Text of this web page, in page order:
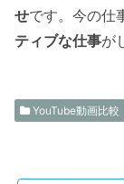
せです。今の仕
ティブな仕事が
YouTube動画比較